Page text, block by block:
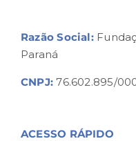
Razão Social:
Paraná
CNPJ: 76.602.895/
ACESSO RÁPIDO